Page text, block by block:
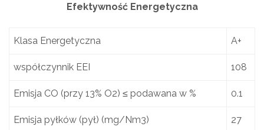
Efektywność Energetyczna
Klasa Energetyczna A+
współczynnik EEI 108
Emisja CO (przy 13% O2) ≤ podawana w % 0.1
Emisja pyłków (pył) (mg/Nm3) 27